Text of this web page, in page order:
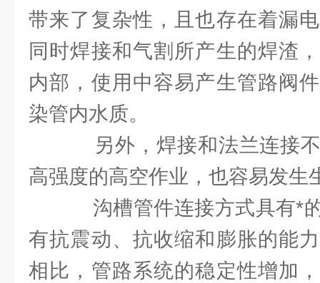
带来了复杂性，且也存在着漏
同时焊接和气割所产生的焊渣
内部，使用中容易产生管路阀
染管内水质。
另外，焊接和法兰连接
高强度的高空作业，也容易发生
沟槽管件连接方式具有*
有抗震动、抗收缩和膨胀的能
相比，管路系统的稳定性增加